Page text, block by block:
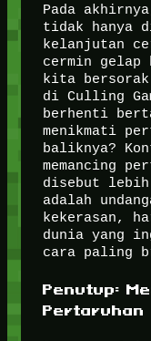
Pada
tidak hanya
kelanjutan
cermin gelap
kita
di Culling
berhenti
menikmati
baliknya?
memancing
disebut
adalah
kekerasan,
dunia yang
cara paling
Penutup:
Pertaruhan